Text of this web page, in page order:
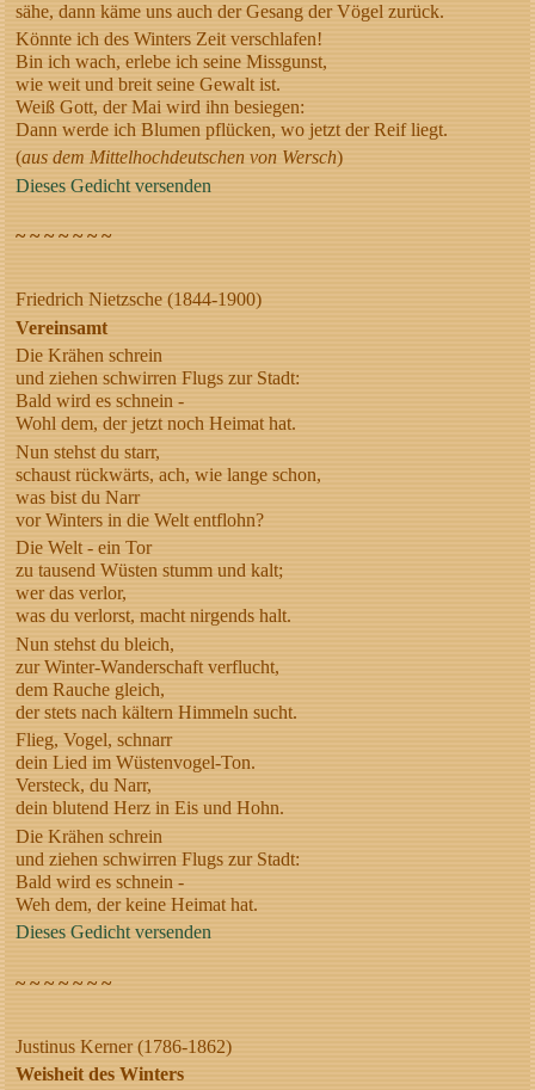
sähe, dann käme uns auch der Gesang der Vögel zurück.
Könnte ich des Winters Zeit verschlafen!
Bin ich wach, erlebe ich seine Missgunst,
wie weit und breit seine Gewalt ist.
Weiß Gott, der Mai wird ihn besiegen:
Dann werde ich Blumen pflücken, wo jetzt der Reif liegt.
(aus dem Mittelhochdeutschen von Wersch)
Dieses Gedicht versenden
~ ~ ~ ~ ~ ~ ~
Friedrich Nietzsche (1844-1900)
Vereinsamt
Die Krähen schrein
und ziehen schwirren Flugs zur Stadt:
Bald wird es schnein -
Wohl dem, der jetzt noch Heimat hat.
Nun stehst du starr,
schaust rückwärts, ach, wie lange schon,
was bist du Narr
vor Winters in die Welt entflohn?
Die Welt - ein Tor
zu tausend Wüsten stumm und kalt;
wer das verlor,
was du verlorst, macht nirgends halt.
Nun stehst du bleich,
zur Winter-Wanderschaft verflucht,
dem Rauche gleich,
der stets nach kältern Himmeln sucht.
Flieg, Vogel, schnarr
dein Lied im Wüstenvogel-Ton.
Versteck, du Narr,
dein blutend Herz in Eis und Hohn.
Die Krähen schrein
und ziehen schwirren Flugs zur Stadt:
Bald wird es schnein -
Weh dem, der keine Heimat hat.
Dieses Gedicht versenden
~ ~ ~ ~ ~ ~ ~
Justinus Kerner (1786-1862)
Weisheit des Winters